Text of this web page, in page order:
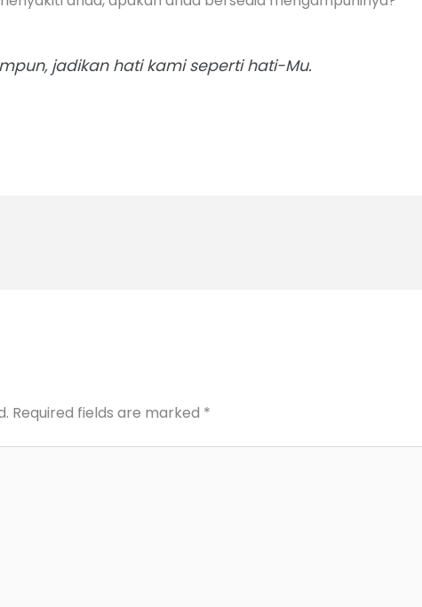
jadikan hati kami seperti hati-Mu.
Required fields are marked *